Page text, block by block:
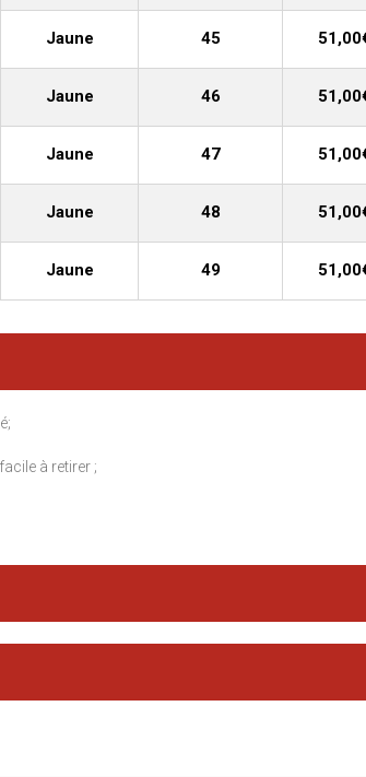
Jaune 45
Jaune 46
Jaune 47
Jaune 48
Jaune 49
à retirer ;